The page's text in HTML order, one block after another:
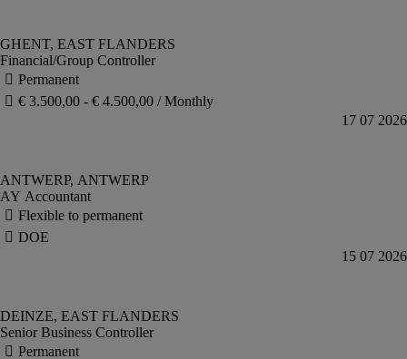
Financial/Group Controller
AY Accountant
Senior Business Controller